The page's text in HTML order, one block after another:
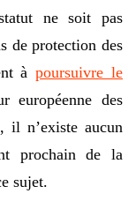
ne soit pas
de protection des
àpoursuivre le
européenne des
il n’existe aucun
prochain de la
sujet.